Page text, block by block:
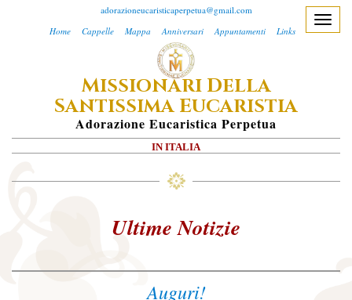
adorazioneucaristicaperpetua@gmail.com
Home
Cappelle Mappa Anniversari Appuntamenti Links
MISSIONARI DELLA
SANTISSIMA EUCARISTIA
ADorazione EUcaristica PErpetua
IN ITALIA
T
n
v
Ultime Notizie
Auguri!